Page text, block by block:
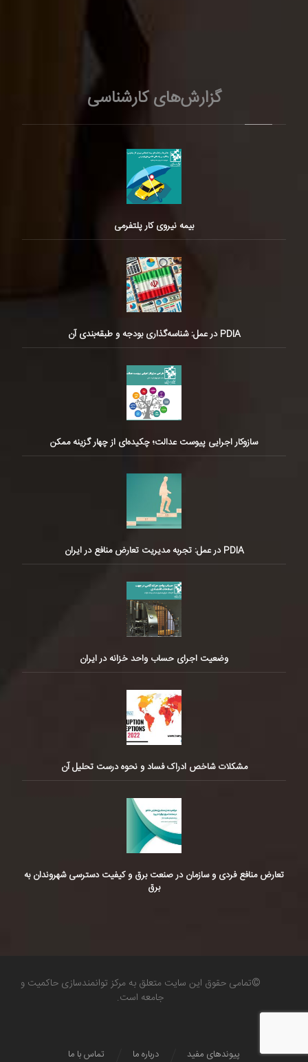
گزارش‌های کارشناسی
بیمه نیروی کار پلتفرمی
PDIA در عمل: شناسه‌گذاری بودجه و طبقه‌بندی آن
سازوکار اجرایی پیوست عدالت؛ چکیده‌ای از چهار گزینه ممکن
PDIA در عمل: تجربه مدیریت تعارض منافع در ایران
وضعیت اجرای حساب واحد خزانه در ایران
مشکلات شاخص ادراک فساد و نحوه درست تحلیل آن
تعارض منافع فردی و سازمان در صنعت برق و کیفیت دسترسی شهروندان به
برق
©تمامی حقوق این سایت متعلق به مرکز توانمندسازی حاکمیت و
جامعه است.
تماس با ما درباره ما پیوندهای مفید